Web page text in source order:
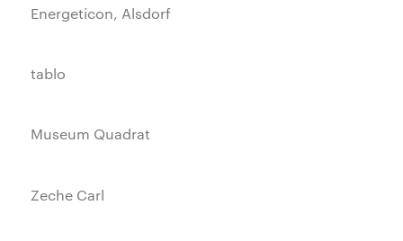
Energeticon, Alsdorf
tablo
Museum Quadrat
Zeche Carl